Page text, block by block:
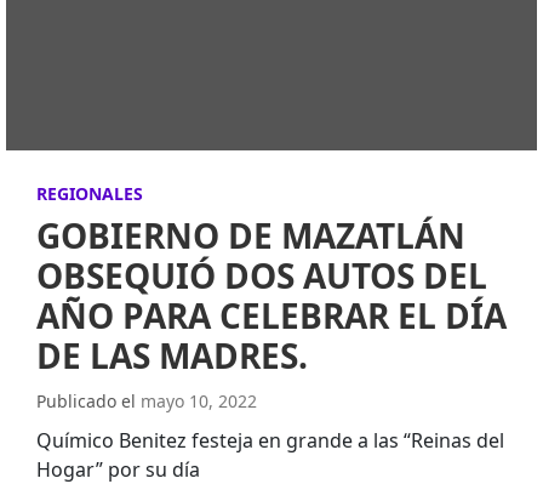
REGIONALES
GOBIERNO DE MAZATLÁN
OBSEQUIÓ DOS AUTOS DEL
AÑO PARA CELEBRAR EL DÍA
DE LAS MADRES.
Publicado el mayo 10, 2022
Químico Benitez festeja en grande a las “Reinas del
Hogar” por su día